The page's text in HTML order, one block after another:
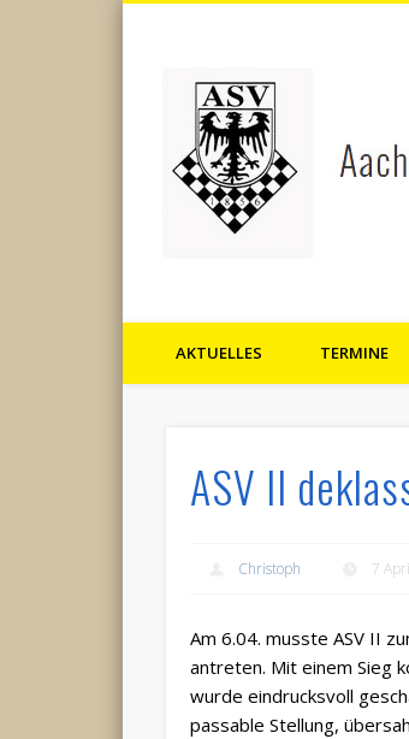
AKTUELLES TERMINE
ASV II
Christoph 7
Am 6.04. musste ASV II
antreten. Mit einem Sieg
wurde eindrucksvoll
passable Stellung,